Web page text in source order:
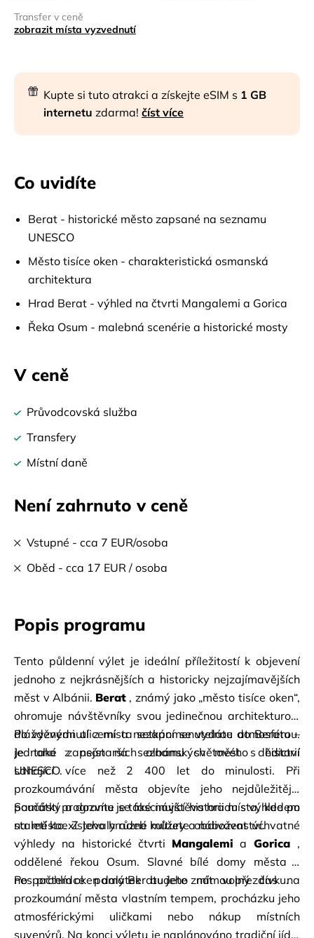
Transfer v ceně
zobrazit místa vyzvednutí
Kupte si tuto atrakci a získejte eSIM s 1 GB
internetu zdarma! číst více
Co uvidíte
Berat - historické město zapsané na seznamu
UNESCO
Město tisíce oken - charakteristická osmanská
architektura
Hrad Berat - výhled na čtvrti Mangalemi a Gorica
Řeka Osum - malebná scenérie a historické mosty
V ceně
Průvodcovská služba
Transfery
Místní daně
Není zahrnuto v ceně
Vstupné - cca 7 EUR/osoba
Oběd - cca 17 EUR / osoba
Popis programu
Tento půldenní výlet je ideální příležitostí k objevení
jednoho z nejkrásnějších a historicky nejzajímavějších
měst v Albánii. Berat , známý jako „město tisíce oken“,
ohromuje návštěvníky svou jedinečnou architekturou,
dlážděnými ulicemi a nezapomenutelnou atmosférou.
Je také zapsán na seznamu světového dědictví
UNESCO.
Po vyzvednutí z místa setkání se vydáte do Beratu –
jednoho z nejstarších albánských měst s historií
sahající více než 2 400 let do minulosti. Při
prozkoumávání města objevíte jeho nejdůležitější
památky a dozvíte se fascinující historii místa, kde po
staletí koexistovaly různé kultury a náboženství.
Součástí programu je také návštěva hradu s výhledem
na město. Z jeho hradeb můžete obdivovat úchvatné
výhledy na historické čtvrti Mangalemi a Gorica ,
oddělené řekou Osum. Slavné bílé domy města s
nespočtem oken daly Beratu jeho známou přezdívku.
Po prohlídce památek budete mít volný čas na
prozkoumání města vlastním tempem, procházku jeho
atmosférickými uličkami nebo nákup místních
suvenýrů. Na konci výletu je naplánováno tradiční jídlo